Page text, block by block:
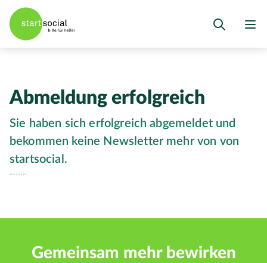
Abmeldung erfolgreich
Sie haben sich erfolgreich abgemeldet und
bekommen keine Newsletter mehr von von
startsocial.
Gemeinsam mehr bewirken